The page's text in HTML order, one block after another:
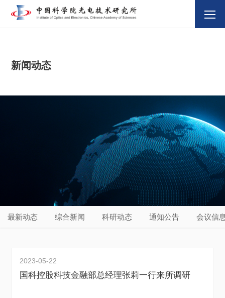
新闻动态
最新动态 综合新闻 科研动态 通知公告 会议信
2023-05-22
国科控股科技金融部总经理张莉一行来所调研